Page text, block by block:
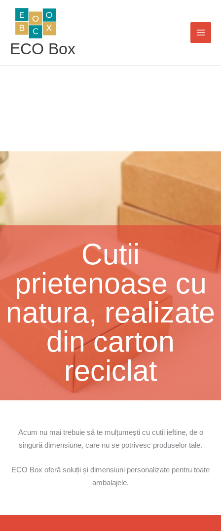
content
ECO Box
Cutii
prietenoase cu
natura, realizate
din carton
reciclat
Acum nu mai trebuie să te mulțumești cu cutii ieftine, de o
singură dimensiune, care nu se potrivesc produselor tale.
ECO Box oferă soluții și dimensiuni personalizate pentru toate
ambalajele.